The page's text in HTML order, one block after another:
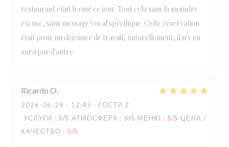
restaurant était fermé ce jour. Tout cela sans la moindre
excuse, sans message vocal spécifique. Cette réservation
était pour un déjeuner de travail, naturellement, il n'y en
aura pas d'autre.
Ricardo O
2026-06-29 - 12:45 - ГОСТИ 2
УСЛУГИ : 5/5 АТМОСФЕРА : 5/5 МЕНЮ : 5/5 ЦЕНА /
КАЧЕСТВО : 5/5